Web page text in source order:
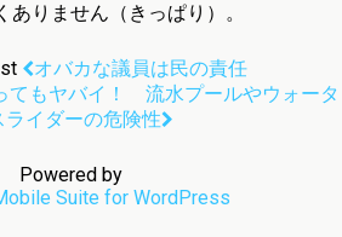
りません（きっぱり）。
オバカな議員は民の責任
てもヤバイ！ 流水プールやウォータ
ライダーの危険性
Powered by
Suite for WordPress